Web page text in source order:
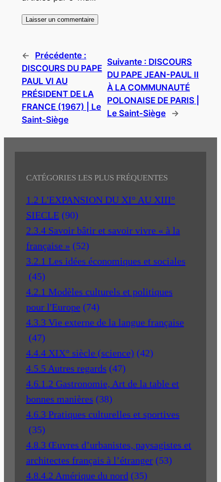
←
Précédente :
DISCOURS DU PAPE
PAUL VI AU
PRÉSIDENT DE LA
FRANCE (1967) | Le
Saint-Siège
Suivante : DISCOURS
DU PAPE JEAN-PAUL II
À LA COMMUNAUTÉ
POLONAISE DE PARIS |
Le Saint-Siège
→
CATÉGORIES LES PLUS FRÉQUENTES
1.2 L'EXPANSION DU XI° AU XIII°
SIECLE (90)
2.3.4 Savoir bâtir et savoir vivre « à la
française » (52)
3.2.1 Les idées économiques et sociales
(45)
4.2.1 Modèles culturels et politiques
pour l'Europe (74)
4.3.3 Vie externe de la langue française
(47)
4.4.4 XIX° siècle (science) (42)
4.5.5 Autres regards (47)
4.6.1.2 Gastronomie, Art de la table et
bonnes manières (38)
4.6.3 Pratiques culturelles et sportives
(35)
4.8.3 Œuvres d’urbanistes, paysagistes et
architectes français à l’étranger (53)
4.8.4.2 Amérique du nord (35)